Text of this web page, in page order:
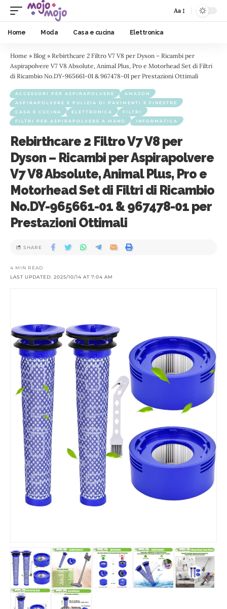
Aa
Home Moda Casa e cucina Elettronica
Home » Blog » Rebirthcare 2 Filtro V7 V8 per Dyson – Ricambi per
Aspirapolvere V7 V8 Absolute, Animal Plus, Pro e Motorhead Set di Filtri
di Ricambio No.DY-965661-01 & 967478-01 per Prestazioni Ottimali
ACCESSORI PER ASPIRAPOLVERE
AMAZON
ASPIRAPOLVERE E PULIZIA DI PAVIMENTI E FINESTRE
CASA E CUCINA
ELETTRONICA
FILTRI
FILTRI PER ASPIRAPOLVERE A MANO
INFORMATICA
Rebirthcare 2 Filtro V7 V8 per
Dyson – Ricambi per Aspirapolvere
V7 V8 Absolute, Animal Plus, Pro e
Motorhead Set di Filtri di Ricambio
No.DY-965661-01 & 967478-01 per
Prestazioni Ottimali
LAST UPDATED: 2025/10/14 AT 7:04 AM
4 MIN READ
SHARE